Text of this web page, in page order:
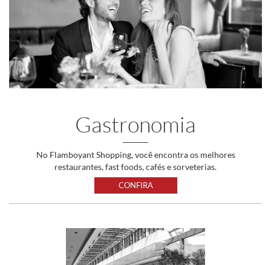
Gastronomia
No Flamboyant Shopping, você encontra os melhores
restaurantes, fast foods, cafés e sorveterias.
CONFIRA